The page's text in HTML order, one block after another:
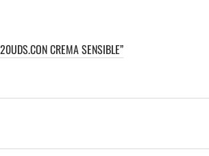
CREMA SENSIBLE”